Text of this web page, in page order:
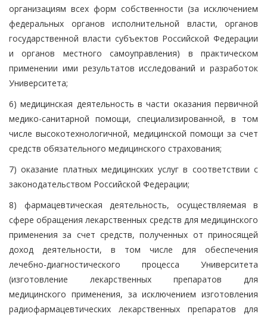
организациям всех форм собственности (за исключением
федеральных органов исполнительной власти, органов
государственной власти субъектов Российской Федерации
и органов местного самоуправления) в практическом
применении ими результатов исследований и разработок
Университета;
6) медицинская деятельность в части оказания первичной
медико-санитарной помощи, специализированной, в том
числе высокотехнологичной, медицинской помощи за счет
средств обязательного медицинского страхования;
7) оказание платных медицинских услуг в соответствии с
законодательством Российской Федерации;
8) фармацевтическая деятельность, осуществляемая в
сфере обращения лекарственных средств для медицинского
применения за счет средств, полученных от приносящей
доход деятельности, в том числе для обеспечения
лечебно-диагностического процесса Университета
(изготовление лекарственных препаратов для
медицинского применения, за исключением изготовления
радиофармацевтических лекарственных препаратов для